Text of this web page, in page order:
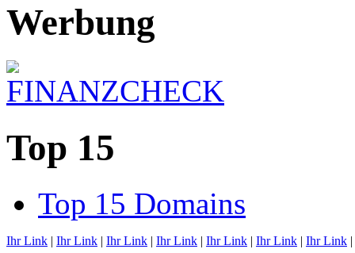
Werbung
Top 15
Top 15 Domains
Ihr Link | Ihr Link | Ihr Link | Ihr Link | Ihr Link | Ihr Link | Ihr Link |